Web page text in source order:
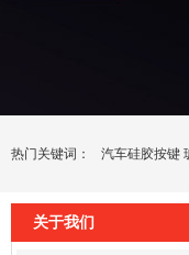
热门关键词： 汽车硅胶按键
关于我们